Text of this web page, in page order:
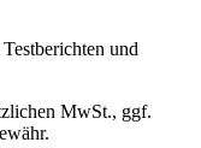
und
MwSt., ggf.